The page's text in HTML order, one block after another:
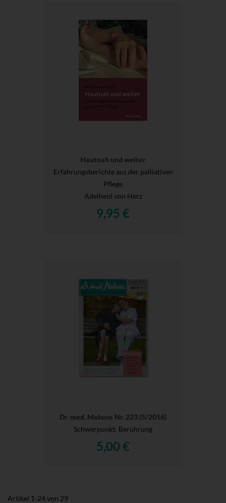
Hautnah und weiter
Erfahrungsberichte aus der palliativen
Pflege
Adelheid von Herz
9,95 €
Dr. med. Mabuse Nr. 223 (5/2016)
Schwerpunkt: Berührung
5,00 €
Artikel 1 -24von 29